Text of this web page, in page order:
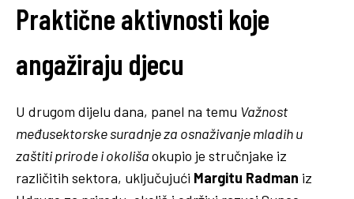
Praktične aktivnosti koje
angažiraju djecu
U drugom dijelu dana, panel na temu Važnost
međusektorske suradnje za osnaživanje mladih u
zaštiti prirode i okolišaokupio je stručnjake iz
različitih sektora, uključujući Margitu Radman iz